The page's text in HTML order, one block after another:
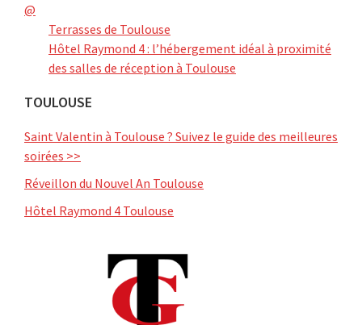
@
Terrasses de Toulouse
Hôtel Raymond 4 : l’hébergement idéal à proximité
des salles de réception à Toulouse
TOULOUSE
Saint Valentin à Toulouse ? Suivez le guide des meilleures
soirées >>
Réveillon du Nouvel An Toulouse
Hôtel Raymond 4 Toulouse